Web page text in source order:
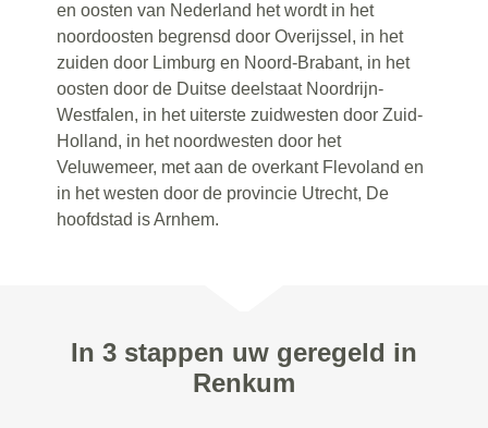
en oosten van Nederland het wordt in het
noordoosten begrensd door Overijssel, in het
zuiden door Limburg en Noord-Brabant, in het
oosten door de Duitse deelstaat Noordrijn-
Westfalen, in het uiterste zuidwesten door Zuid-
Holland, in het noordwesten door het
Veluwemeer, met aan de overkant Flevoland en
in het westen door de provincie Utrecht, De
hoofdstad is Arnhem.
In 3 stappen uw geregeld in
Renkum